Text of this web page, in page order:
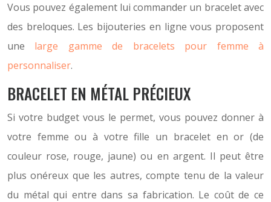
Vous pouvez également lui commander un bracelet avec
des breloques. Les bijouteries en ligne vous proposent
une large gamme de bracelets pour femme à
personnaliser.
BRACELET EN MÉTAL PRÉCIEUX
Si votre budget vous le permet, vous pouvez donner à
votre femme ou à votre fille un bracelet en or (de
couleur rose, rouge, jaune) ou en argent. Il peut être
plus onéreux que les autres, compte tenu de la valeur
du métal qui entre dans sa fabrication. Le coût de ce